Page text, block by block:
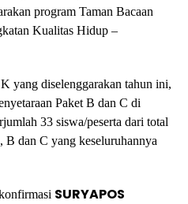
program Taman Bacaan
Kualitas Hidup –
yang diselenggarakan tahun ini,
Paket B dan C di
33 siswa/peserta dari total
B dan C yang keseluruhannya
SURYAPOS